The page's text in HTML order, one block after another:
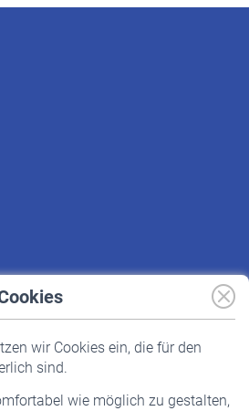
wir Cookies ein, die für den
sind.
wie möglich zu gestalten,